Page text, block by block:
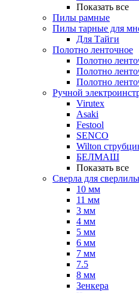
Показать все
Пилы рамные
Пилы тарные для
Для Тайги
Полотно ленточное
Полотно
Полотно
Полотно
Ручной
Virutex
Asaki
Festool
SENCO
Wilton
БЕЛМАШ
Показать все
Сверла для
10 мм
11 мм
3 мм
4 мм
5 мм
6 мм
7 мм
7.5
8 мм
Зенкера